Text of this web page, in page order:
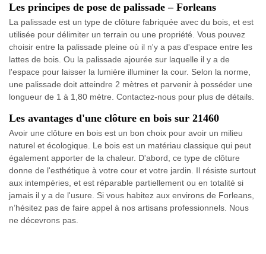
Les principes de pose de palissade – Forleans
La palissade est un type de clôture fabriquée avec du bois, et est
utilisée pour délimiter un terrain ou une propriété. Vous pouvez
choisir entre la palissade pleine où il n'y a pas d'espace entre les
lattes de bois. Ou la palissade ajourée sur laquelle il y a de
l'espace pour laisser la lumière illuminer la cour. Selon la norme,
une palissade doit atteindre 2 mètres et parvenir à posséder une
longueur de 1 à 1,80 mètre. Contactez-nous pour plus de détails.
Les avantages d'une clôture en bois sur 21460
Avoir une clôture en bois est un bon choix pour avoir un milieu
naturel et écologique. Le bois est un matériau classique qui peut
également apporter de la chaleur. D'abord, ce type de clôture
donne de l'esthétique à votre cour et votre jardin. Il résiste surtout
aux intempéries, et est réparable partiellement ou en totalité si
jamais il y a de l'usure. Si vous habitez aux environs de Forleans,
n’hésitez pas de faire appel à nos artisans professionnels. Nous
ne décevrons pas.